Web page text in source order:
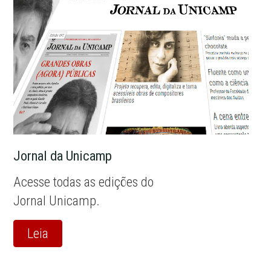
Jornal da Unicamp
Acesse todas as edições do
Jornal Unicamp.
Leia